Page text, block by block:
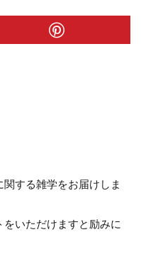
する雑学をお届けしま
いただけますと励みに